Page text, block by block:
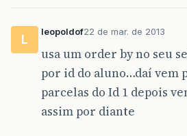
L
leopoldof22 de mar. de 2013
usa um order by no seu
por id do aluno…daí vem
parcelas do Id 1 depois
assim por diante